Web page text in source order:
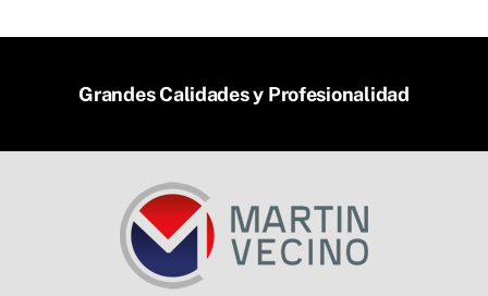
Grandes Calidades y Profesionalidad